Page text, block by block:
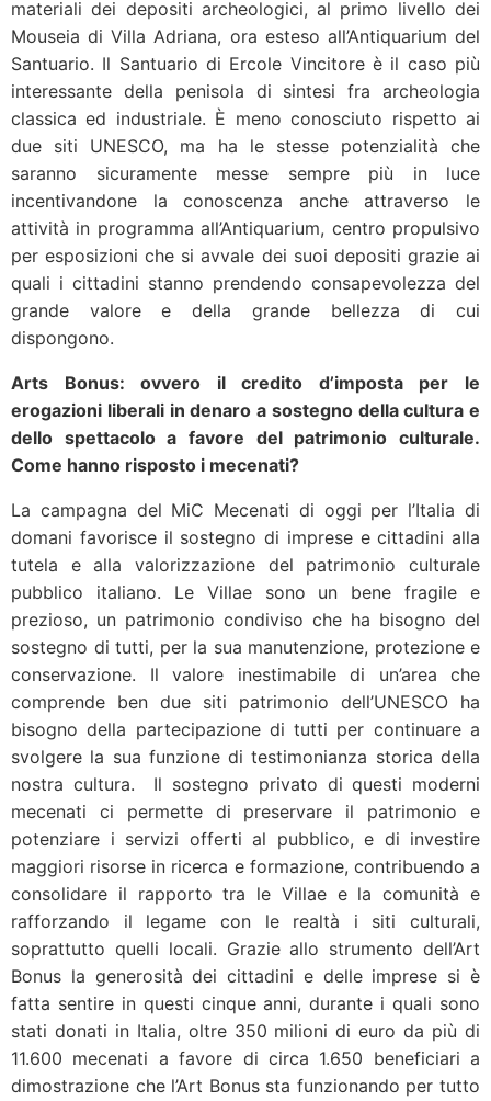
materiali dei depositi archeologici, al primo livello dei
Mouseia di Villa Adriana, ora esteso all’Antiquarium del
Santuario. Il Santuario di Ercole Vincitore è il caso più
interessante della penisola di sintesi fra archeologia
classica ed industriale. È meno conosciuto rispetto ai
due siti UNESCO, ma ha le stesse potenzialità che
saranno sicuramente messe sempre più in luce
incentivandone la conoscenza anche attraverso le
attività in programma all’Antiquarium, centro propulsivo
per esposizioni che si avvale dei suoi depositi grazie ai
quali i cittadini stanno prendendo consapevolezza del
grande valore e della grande bellezza di cui
dispongono.
Arts Bonus: ovvero il credito d’imposta per le
erogazioni liberali in denaro a sostegno della cultura e
dello spettacolo a favore del patrimonio culturale.
Come hanno risposto i mecenati?
La campagna del MiC Mecenati di oggi per l’Italia di
domani favorisce il sostegno di imprese e cittadini alla
tutela e alla valorizzazione del patrimonio culturale
pubblico italiano. Le Villae sono un bene fragile e
prezioso, un patrimonio condiviso che ha bisogno del
sostegno di tutti, per la sua manutenzione, protezione e
conservazione. Il valore inestimabile di un’area che
comprende ben due siti patrimonio dell’UNESCO ha
bisogno della partecipazione di tutti per continuare a
svolgere la sua funzione di testimonianza storica della
nostra cultura. Il sostegno privato di questi moderni
mecenati ci permette di preservare il patrimonio e
potenziare i servizi offerti al pubblico, e di investire
maggiori risorse in ricerca e formazione, contribuendo a
consolidare il rapporto tra le Villae e la comunità e
rafforzando il legame con le realtà i siti culturali,
soprattutto quelli locali. Grazie allo strumento dell’Art
Bonus la generosità dei cittadini e delle imprese si è
fatta sentire in questi cinque anni, durante i quali sono
stati donati in Italia, oltre 350 milioni di euro da più di
11.600 mecenati a favore di circa 1.650 beneficiari a
dimostrazione che l’Art Bonus sta funzionando per tutto